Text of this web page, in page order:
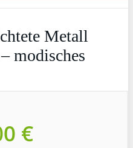
Metall
modisches
€